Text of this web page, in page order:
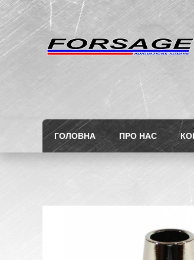
ГОЛОВНА ПРО НАС